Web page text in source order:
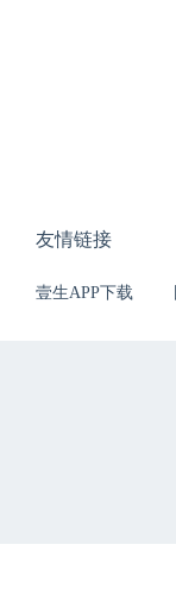
友情链接
壹生APP下载